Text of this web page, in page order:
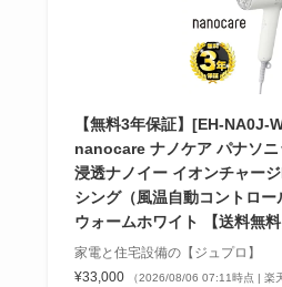
【無料3年保証】[EH-NA0J-
nanocare ナノケア パナソ
浸透ナノイー イオンチャー
シング（風温自動コントロ
ウォームホワイト 【送料無料
家電と住宅設備の【ジュプロ】
¥33,000
（2026/08/06 07:11時点 | 楽